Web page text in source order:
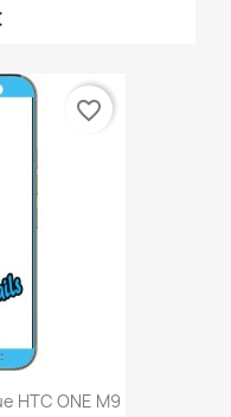
HTC ONE M9
favorite_border